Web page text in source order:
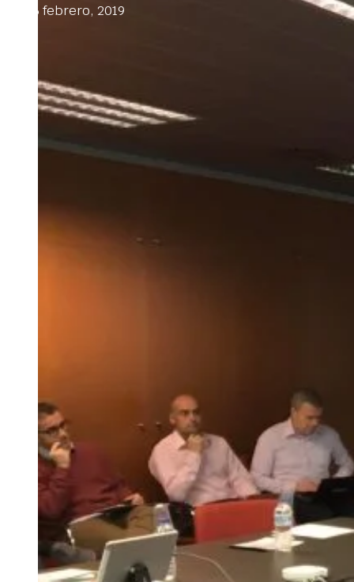
26 febrero, 2019